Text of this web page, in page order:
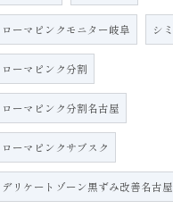
ローマピンクモニター岐阜 シミ
ローマピンク分割
ローマピンク分割名古屋
ローマピンクサブスク
デリケートゾーン黒ずみ改善名古屋